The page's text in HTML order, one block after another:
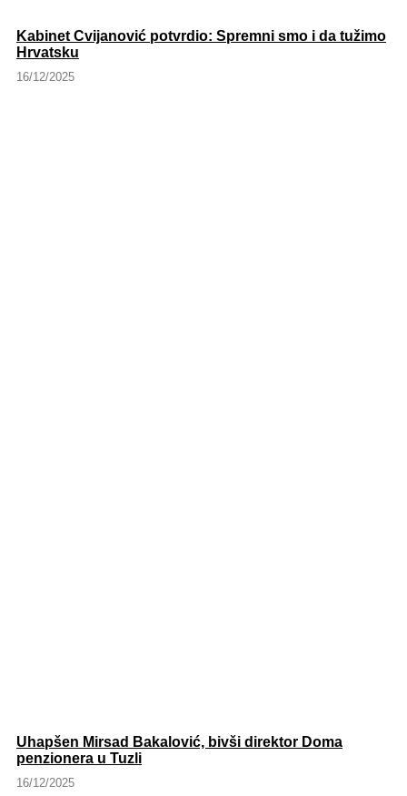
Kabinet Cvijanović potvrdio: Spremni smo i da tužimo
Hrvatsku
16/12/2025
Uhapšen Mirsad Bakalović, bivši direktor Doma
penzionera u Tuzli
16/12/2025